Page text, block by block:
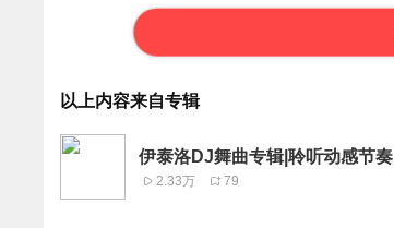
以上内容来自专辑
伊泰洛DJ舞曲专辑|聆听动感节奏|
2.33万 79